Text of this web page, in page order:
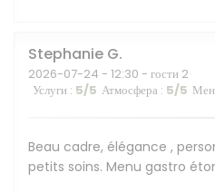
Stephanie G
2026-07-24 - 12:30 - гости 2
Услуги : 5/5 Атмосфера : 5/5
Beau cadre, élégance ,
petits soins. Menu gastro